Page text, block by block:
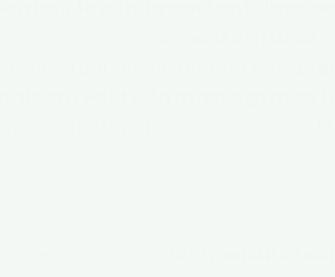
le plus important dans
comme la
de davantage
en réalité, la masse grasse
ne le répètera jamais assez mais l
même, ce sont